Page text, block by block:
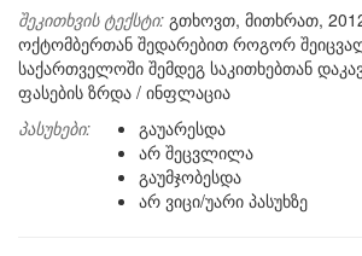
შეკითხვის ტექსტი: გთხოვთ, მითხრათ,
ოქტომბერთან შედარებით როგორ
საქართველოში შემდეგ საკითხებთან
ფასების ზრდა / ინფლაცია
პასუხები:
გაუარესდა
არ შეცვლილა
გაუმჯობესდა
არ ვიცი/უარი პასუხზე